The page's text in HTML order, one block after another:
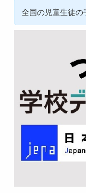
全国の児童生徒の